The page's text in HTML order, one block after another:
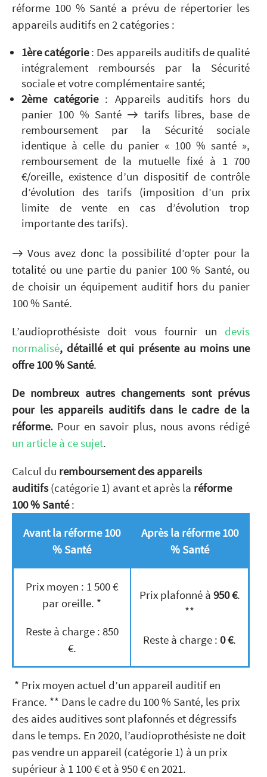
réforme 100 % Santé a prévu de répertorier les
appareils auditifs en 2 catégories :
1èrecatégorie: Des appareils auditifs de qualité
intégralement remboursés par la Sécurité
sociale et votre complémentaire santé;
2ème catégorie: Appareils auditifs hors du
panier 100 % Santé → tarifs libres, base de
remboursement par la Sécurité sociale
identique à celle du panier « 100 % santé »,
remboursement de la mutuelle fixé à 1 700
€/oreille, existence d’un dispositif de contrôle
d’évolution des tarifs (imposition d’un prix
limite de vente en cas d’évolution trop
importante des tarifs).
→ Vous avez donc la possibilité d’opter pour la
totalité ou une partie du panier 100 % Santé, ou
de choisir un équipement auditif hors du panier
100 % Santé.
L’audioprothésiste doit vous fournir un devis
normalisé, détaillé et qui présente au moins une
offre 100 % Santé.
De nombreux autres changements sont prévus
pour les appareils auditifs dans le cadre de la
réforme. Pour en savoir plus, nous avons rédigé
un article à ce sujet.
Calcul du remboursement des appareils
auditifs (catégorie 1) avant et après la réforme
100 % Santé:
Avant la réforme 100
% Santé
Après la réforme 100
% Santé
Prix moyen : 1 500 €
par oreille. *
Reste à charge : 850
€.
Prix plafonné à 950 €.
**
Reste à charge : 0 €.
* Prix moyen actuel d’un appareil auditif en
France. ** Dans le cadre du 100 % Santé, les prix
des aides auditives sont plafonnés et dégressifs
dans le temps. En 2020, l’audioprothésiste ne doit
pas vendre un appareil (catégorie 1) à un prix
supérieur à 1 100 € et à 950 € en 2021.